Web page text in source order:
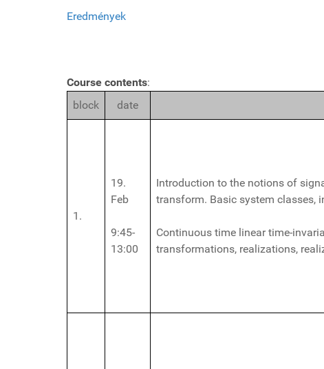
Eredmények
Course contents:
block
date
1.
19.
Feb
9:45-
13:00
Introduction to the notions of
transform. Basic system classes,
Continuous time linear time-
transformations, realizations,